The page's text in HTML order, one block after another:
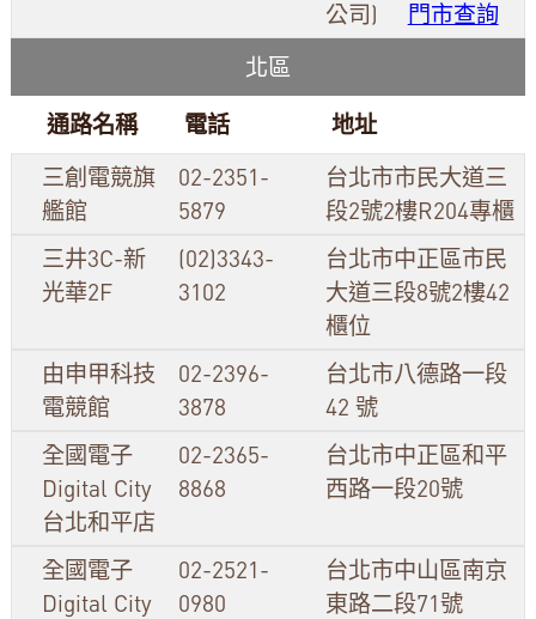
公司)
門市查詢
北區
通路名稱
電話
地址
三創電競旗
艦館
02-2351-
5879
台北市市民大道三
段2號2樓R204專櫃
三井3C-新
光華2F
(02)3343-
3102
台北市中正區市民
大道三段8號2樓42
櫃位
由申甲科技
電競館
02-2396-
3878
台北市八德路一段
42 號
全國電子
Digital City
台北和平店
02-2365-
8868
台北市中正區和平
西路一段20號
全國電子
Digital City
02-2521-
0980
台北市中山區南京
東路二段71號